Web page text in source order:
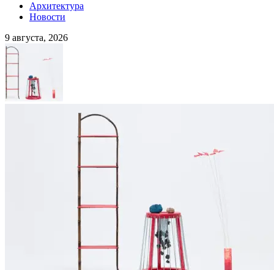
Архитектура
Новости
9 августа, 2026